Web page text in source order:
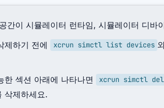
간이 시뮬레이터 런타임, 시뮬레이터 디바
제하기 전에
xcrun simctl list devices
한 섹션 아래에 나타나면
xcrun simctl
삭제하세요.